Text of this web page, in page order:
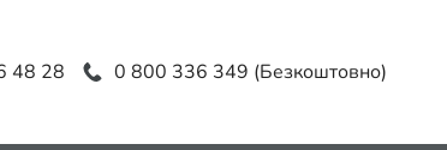
48 28 0 800 336 349 (Безкоштовно)